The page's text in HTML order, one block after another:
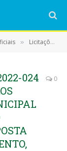
» Licitações
024
0